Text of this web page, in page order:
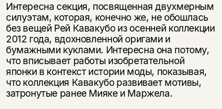
Интересна секция, посвященная двухмерным
силуэтам, которая, конечно же, не обошлась
без вещей Рей Кавакубо из осенней коллекции
2012 года, вдохновленной оригами и
бумажными куклами. Интересна она потому,
что вписывает работы изобретательной
японки в контекст истории моды, показывая,
что коллекция Кавакубо развивает мотивы,
затронутые ранее Мияке и Маржела.